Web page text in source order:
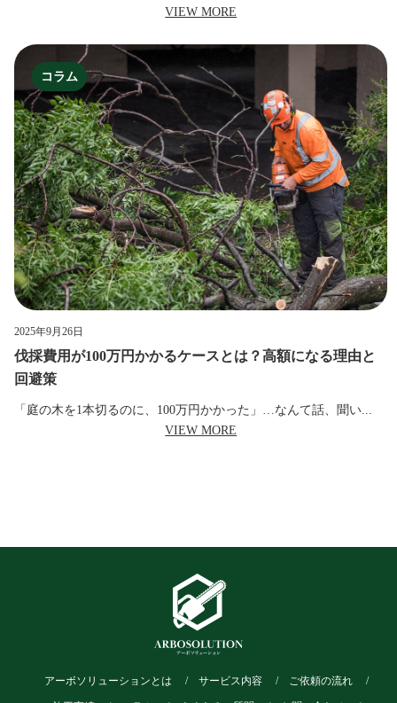
VIEW MORE
コラム
2025年9月26日
伐採費用が100万円かかるケースとは？高額になる理由と
回避策
「庭の木を1本切るのに、100万円かかった」…なんて話、聞い...
VIEW MORE
アーボソリューションとは サービス内容 ご依頼の流れ